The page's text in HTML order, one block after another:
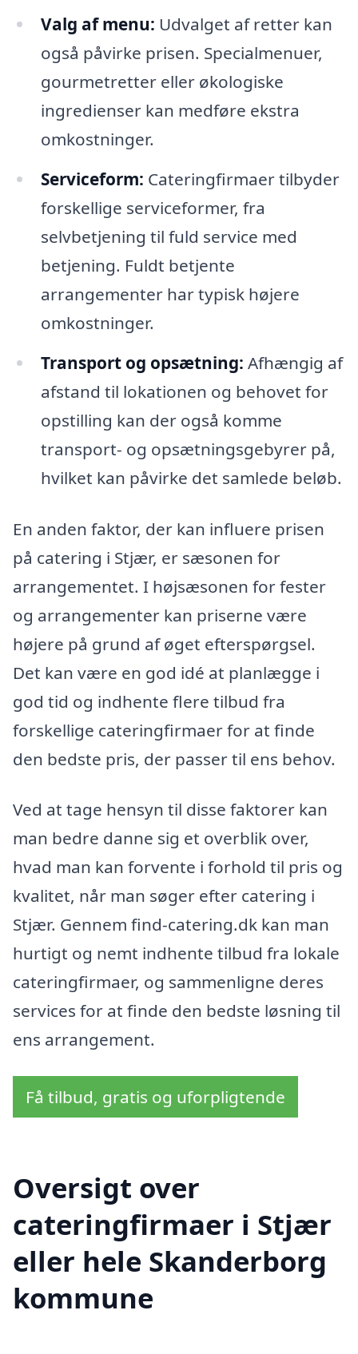
Valg af menu: Udvalget af retter kan
også påvirke prisen. Specialmenuer,
gourmetretter eller økologiske
ingredienser kan medføre ekstra
omkostninger.
Serviceform: Cateringfirmaer tilbyder
forskellige serviceformer, fra
selvbetjening til fuld service med
betjening. Fuldt betjente
arrangementer har typisk højere
omkostninger.
Transport og opsætning: Afhængig af
afstand til lokationen og behovet for
opstilling kan der også komme
transport- og opsætningsgebyrer på,
hvilket kan påvirke det samlede beløb.
En anden faktor, der kan influere prisen
på catering i Stjær, er sæsonen for
arrangementet. I højsæsonen for fester
og arrangementer kan priserne være
højere på grund af øget efterspørgsel.
Det kan være en god idé at planlægge i
god tid og indhente flere tilbud fra
forskellige cateringfirmaer for at finde
den bedste pris, der passer til ens behov.
Ved at tage hensyn til disse faktorer kan
man bedre danne sig et overblik over,
hvad man kan forvente i forhold til pris og
kvalitet, når man søger efter catering i
Stjær. Gennem find-catering.dk kan man
hurtigt og nemt indhente tilbud fra lokale
cateringfirmaer, og sammenligne deres
services for at finde den bedste løsning til
ens arrangement.
Få tilbud, gratis og uforpligtende
Oversigt over
cateringfirmaer i Stjær
eller hele Skanderborg
kommune